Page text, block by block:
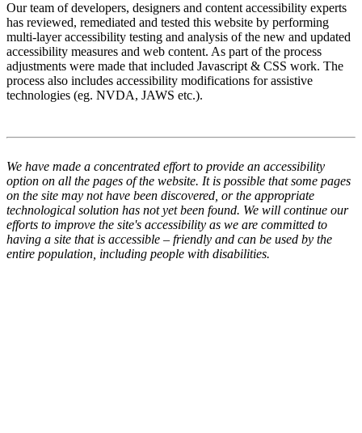
Our team of developers, designers and content accessibility experts
has reviewed, remediated and tested this website by performing
multi-layer accessibility testing and analysis of the new and updated
accessibility measures and web content. As part of the process
adjustments were made that included Javascript & CSS work. The
process also includes accessibility modifications for assistive
technologies (eg. NVDA, JAWS etc.).
We have made a concentrated effort to provide an accessibility
option on all the pages of the website. It is possible that some pages
on the site may not have been discovered, or the appropriate
technological solution has not yet been found. We will continue our
efforts to improve the site's accessibility as we are committed to
having a site that is accessible – friendly and can be used by the
entire population, including people with disabilities.